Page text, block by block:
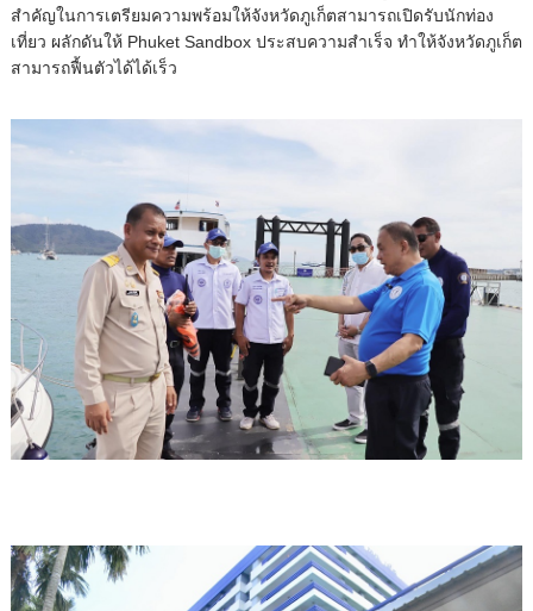
สำคัญในการเตรียมความพร้อมให้จังหวัดภูเก็ตสามารถเปิดรับนักท่อง
เที่ยว ผลักดันให้ Phuket Sandbox ประสบความสำเร็จ ทำให้จังหวัดภูเก็ต
สามารถฟื้นตัวได้ได้เร็ว